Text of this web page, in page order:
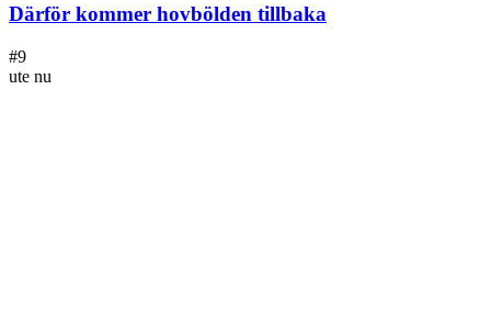
Därför kommer hovbölden tillbaka
#9
ute nu